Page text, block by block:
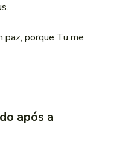
paz, porque Tu me
após a